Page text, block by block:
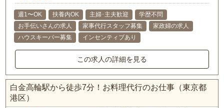
週1〜OK 扶養内OK 主婦･主夫歓迎
学歴不問
お手伝いさんの求人
家事代行スタッフ募集
家政婦の求人
ハウスキーパー募集
インセンティブあり
この求人の詳細を見る
白金高輪駅から徒歩7分！お料理代行のお仕事（東京都
港区）